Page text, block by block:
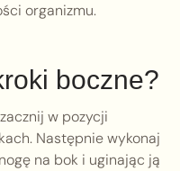
organizmu.
boczne?
w pozycji
Następnie wykonaj
na bok i uginając ją